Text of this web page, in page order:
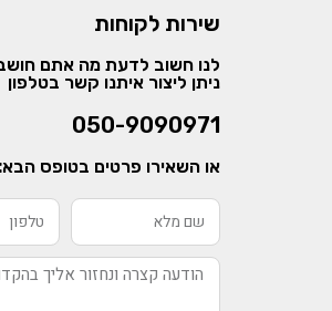
שירות לקוחות
לנו חשוב לדעת מה אתם
ניתן ליצור איתנו קשר בטלפון
050-9090971
או השאירו פרטים בטופס הבא: